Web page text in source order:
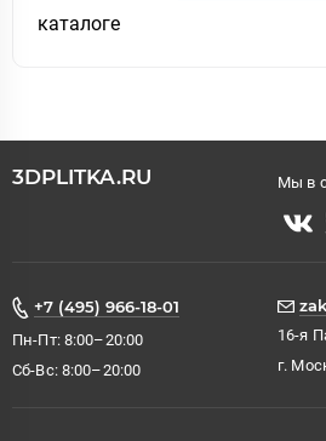
каталоге
3DPLITKA.RU Мы в
+7 (495) 966-18-01
Пн-Пт: 8:00–20:00
Сб-Вс: 8:00–20:00
16-я
г.